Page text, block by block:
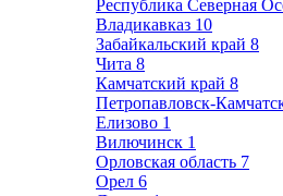
Республика Северная
Владикавказ 10
Забайкальский край 8
Чита 8
Камчатский край 8
Петропавловск-
Елизово 1
Вилючинск 1
Орловская область 7
Орел 6